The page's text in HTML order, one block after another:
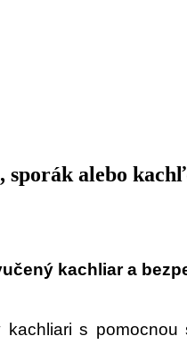
sporák alebo
kachliar a
s pomocnou